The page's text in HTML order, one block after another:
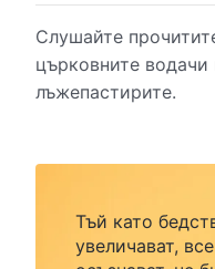
Слушайте
църковните водачи
лъжепастирите.
Тъй като
увеличават,